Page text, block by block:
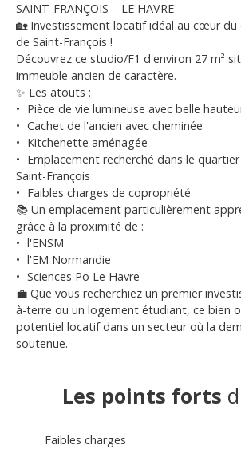
SAINT-FRANÇOIS – LE HAVRE
🏡 Investissement locatif idéal au cœur
de Saint-François !
Découvrez ce studio/F1 d'environ 27 m²
immeuble ancien de caractère.
✨ Les atouts :
Pièce de vie lumineuse avec belle
Cachet de l'ancien avec cheminée
Kitchenette aménagée
Emplacement recherché dans le
Saint-François
Faibles charges de copropriété
📚 Un emplacement particulièrement
grâce à la proximité de :
l'ENSM
l'EM Normandie
Sciences Po Le Havre
💼 Que vous recherchiez un premier
à-terre ou un logement étudiant, ce bien
potentiel locatif dans un secteur où la
soutenue.
Les points forts
Faibles charges